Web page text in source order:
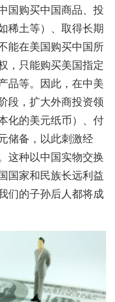
国购买中国商品、投
稀土等）、取得长期
能在美国购买中国所
，只能购买美国指定
品等。因此，在中美
段，扩大外商投资领
化的美元纸币）、付
储备，以此刺激经
这种以中国实物交换
国家和民族长远利益
们的子孙后人都将成